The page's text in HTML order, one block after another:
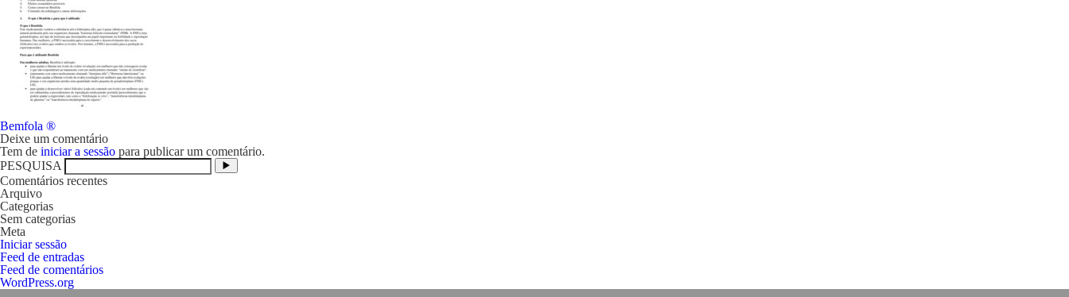
Navegação
de
artigos
Bemfola ®
Deixe um comentário
Tem de iniciar a sessão para publicar um comentário.
PESQUISA
Comentários recentes
Arquivo
Categorias
Sem categorias
Meta
Iniciar sessão
Feed de entradas
Feed de comentários
WordPress.org